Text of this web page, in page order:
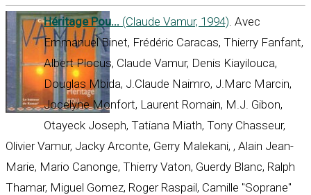
Héritage Pou... (Claude Vamur, 1994). Avec
Emmanuel Binet, Frédéric Caracas, Thierry Fanfant,
Albert Plocus, Claude Vamur, Denis Kiayilouca,
Douglas Mbida, J.Claude Naimro, J.Marc Marcin,
Jocelyne Monfort, Laurent Romain, M.J. Gibon,
Otayeck Joseph, Tatiana Miath, Tony Chasseur,
Olivier Vamur, Jacky Arconte, Gerry Malekani, , Alain Jean-
Marie, Mario Canonge, Thierry Vaton, Guerdy Blanc, Ralph
Thamar, Miguel Gomez, Roger Raspail, Camille "Soprane"